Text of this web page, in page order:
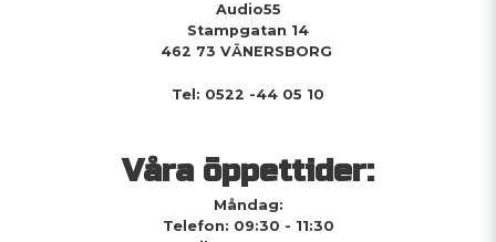
Audio55
Stampgatan 14
462 73 VÄNERSBORG
Tel: 0522 -44 05 10
Våra öppettider:
Måndag:
Telefon: 09:30 - 11:30